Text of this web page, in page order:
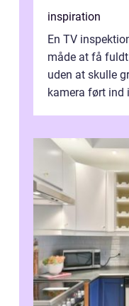
inspiration
En TV
måde at få
uden at skulle
kamera ført ind